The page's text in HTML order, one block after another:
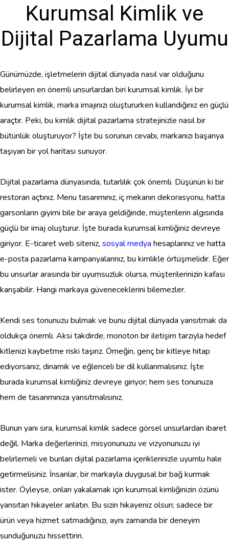
Kurumsal Kimlik ve
Dijital Pazarlama Uyumu
Günümüzde, işletmelerin dijital dünyada nasıl var olduğunu
belirleyen en önemli unsurlardan biri kurumsal kimlik. İyi bir
kurumsal kimlik, marka imajınızı oluştururken kullandığınız en güçlü
araçtır. Peki, bu kimlik dijital pazarlama stratejinizle nasıl bir
bütünlük oluşturuyor? İşte bu sorunun cevabı, markanızı başarıya
taşıyan bir yol haritası sunuyor.
Dijital pazarlama dünyasında, tutarlılık çok önemli. Düşünün ki bir
restoran açtınız. Menu tasarımınız, iç mekanın dekorasyonu, hatta
garsonların giyimi bile bir araya geldiğinde, müşterilerin algısında
güçlü bir imaj oluşturur. İşte burada kurumsal kimliğiniz devreye
giriyor. E-ticaret web siteniz, sosyal medya hesaplarınız ve hatta
e-posta pazarlama kampanyalarınız, bu kimlikle örtüşmelidir. Eğer
bu unsurlar arasında bir uyumsuzluk olursa, müşterilerinizin kafası
karışabilir. Hangi markaya güveneceklerini bilemezler.
Kendi ses tonunuzu bulmak ve bunu dijital dünyada yansıtmak da
oldukça önemli. Aksi takdirde, monoton bir iletişim tarzıyla hedef
kitlenizi kaybetme riski taşırız. Örneğin, genç bir kitleye hitap
ediyorsanız, dinamik ve eğlenceli bir dil kullanmalısınız. İşte
burada kurumsal kimliğiniz devreye giriyor; hem ses tonunuza
hem de tasarımınıza yansıtmalısınız.
Bunun yanı sıra, kurumsal kimlik sadece görsel unsurlardan ibaret
değil. Marka değerlerinizi, misyonunuzu ve vizyonunuzu iyi
belirlemeli ve bunları dijital pazarlama içeriklerinizle uyumlu hale
getirmelisiniz. İnsanlar, bir markayla duygusal bir bağ kurmak
ister. Öyleyse, onları yakalamak için kurumsal kimliğinizin özünü
yansıtan hikayeler anlatın. Bu sizin hikayeniz olsun; sadece bir
ürün veya hizmet satmadığınızı, aynı zamanda bir deneyim
sunduğunuzu hissettirin.